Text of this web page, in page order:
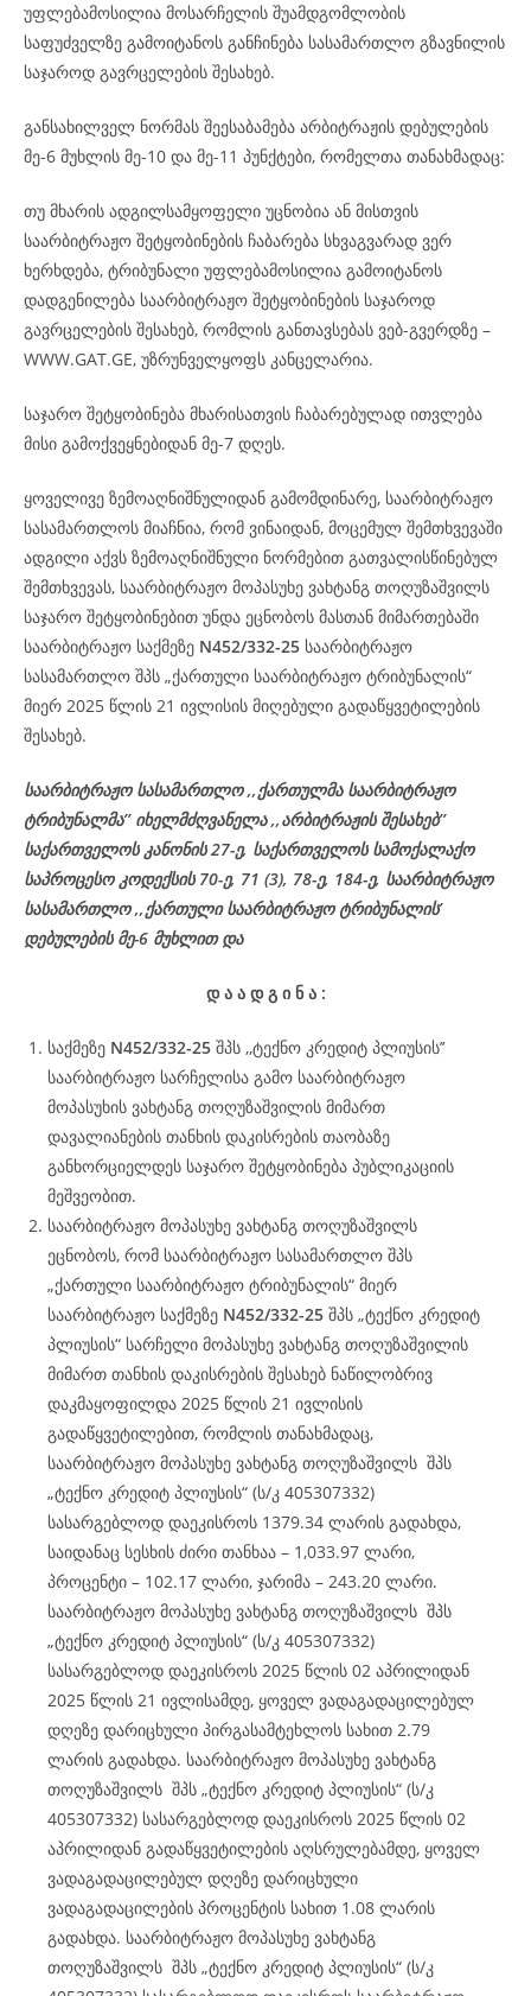
უფლებამოსილია მოსარჩელის შუამდგომლობის
საფუძველზე გამოიტანოს განჩინება სასამართლო გზავნილის
საჯაროდ გავრცელების შესახებ.
განსახილველ ნორმას შეესაბამება არბიტრაჟის დებულების
მე-6 მუხლის მე-10 და მე-11 პუნქტები, რომელთა თანახმადაც:
თუ მხარის ადგილსამყოფელი უცნობია ან მისთვის
საარბიტრაჟო შეტყობინების ჩაბარება სხვაგვარად ვერ
ხერხდება, ტრიბუნალი უფლებამოსილია გამოიტანოს
დადგენილება საარბიტრაჟო შეტყობინების საჯაროდ
გავრცელების შესახებ, რომლის განთავსებას ვებ-გვერდზე –
WWW.GAT.GE, უზრუნველყოფს კანცელარია.
საჯარო შეტყობინება მხარისათვის ჩაბარებულად ითვლება
მისი გამოქვეყნებიდან მე-7 დღეს.
ყოველივე ზემოაღნიშნულიდან გამომდინარე, საარბიტრაჟო
სასამართლოს მიაჩნია, რომ ვინაიდან, მოცემულ შემთხვევაში
ადგილი აქვს ზემოაღნიშნული ნორმებით გათვალისწინებულ
შემთხვევას, საარბიტრაჟო მოპასუხე ვახტანგ თოღუზაშვილს
საჯარო შეტყობინებით უნდა ეცნობოს მასთან მიმართებაში
საარბიტრაჟო საქმეზე N452/332-25 საარბიტრაჟო
სასამართლო შპს „ქართული საარბიტრაჟო ტრიბუნალის“
მიერ 2025 წლის 21 ივლისის მიღებული გადაწყვეტილების
შესახებ.
საარბიტრაჟო სასამართლო ,,ქართულმა საარბიტრაჟო
ტრიბუნალმა’’ იხელმძღვანელა ,,არბიტრაჟის შესახებ’’
საქართველოს კანონის 27-ე, საქართველოს სამოქალაქო
საპროცესო კოდექსის 70-ე, 71 (3), 78-ე, 184-ე, საარბიტრაჟო
სასამართლო ,,ქართული საარბიტრაჟო ტრიბუნალის’
დებულების მე-6 მუხლით და
დ ა ა დ გ ი ნ ა :
საქმეზე N452/332-25 შპს ,,ტექნო კრედიტ პლიუსის’’
საარბიტრაჟო სარჩელისა გამო საარბიტრაჟო
მოპასუხის ვახტანგ თოღუზაშვილის მიმართ
დავალიანების თანხის დაკისრების თაობაზე
განხორციელდეს საჯარო შეტყობინება პუბლიკაციის
მეშვეობით.
საარბიტრაჟო მოპასუხე ვახტანგ თოღუზაშვილს
ეცნობოს, რომ საარბიტრაჟო სასამართლო შპს
„ქართული საარბიტრაჟო ტრიბუნალის“ მიერ
საარბიტრაჟო საქმეზე N452/332-25 შპს „ტექნო კრედიტ
პლიუსის“ სარჩელი მოპასუხე ვახტანგ თოღუზაშვილის
მიმართ თანხის დაკისრების შესახებ ნაწილობრივ
დაკმაყოფილდა 2025 წლის 21 ივლისის
გადაწყვეტილებით, რომლის თანახმადაც,
საარბიტრაჟო მოპასუხე ვახტანგ თოღუზაშვილს შპს
„ტექნო კრედიტ პლიუსის“ (ს/კ 405307332)
სასარგებლოდ დაეკისროს 1379.34 ლარის გადახდა,
საიდანაც სესხის ძირი თანხაა – 1,033.97 ლარი,
პროცენტი – 102.17 ლარი, ჯარიმა – 243.20 ლარი.
საარბიტრაჟო მოპასუხე ვახტანგ თოღუზაშვილს შპს
„ტექნო კრედიტ პლიუსის“ (ს/კ 405307332)
სასარგებლოდ დაეკისროს 2025 წლის 02 აპრილიდან
2025 წლის 21 ივლისამდე, ყოველ ვადაგადაცილებულ
დღეზე დარიცხული პირგასამტეხლოს სახით 2.79
ლარის გადახდა. საარბიტრაჟო მოპასუხე ვახტანგ
თოღუზაშვილს შპს „ტექნო კრედიტ პლიუსის“ (ს/კ
405307332) სასარგებლოდ დაეკისროს 2025 წლის 02
აპრილიდან გადაწყვეტილების აღსრულებამდე, ყოველ
ვადაგადაცილებულ დღეზე დარიცხული
ვადაგადაცილების პროცენტის სახით 1.08 ლარის
გადახდა. საარბიტრაჟო მოპასუხე ვახტანგ
თოღუზაშვილს შპს „ტექნო კრედიტ პლიუსის“ (ს/კ